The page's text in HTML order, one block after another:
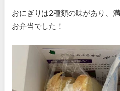
おにぎりは2種類の味があり、
お弁当でした！